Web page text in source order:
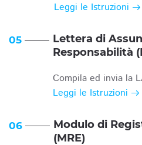
Leggi le Istruzioni
05
Lettera di
Responsabilità
Compila ed invia la
Leggi le Istruzioni
06
Modulo di
(MRE)